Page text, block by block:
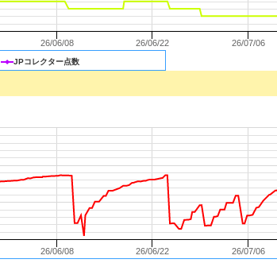
JPコレクター点数
26/06/08 26/06/22 26/07/06
26/06/08 26/06/22 26/07/06